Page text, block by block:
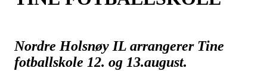
Nordre Holsnøy IL arrangerer Tine
fotballskole 12. og 13.august.